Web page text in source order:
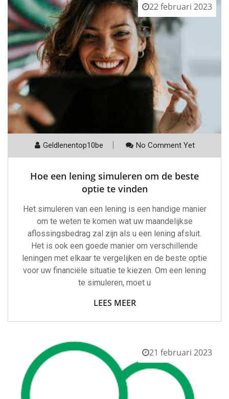
22 februari 2023
Geldlenentop10be No Comment Yet
Hoe een lening simuleren om de beste
optie te vinden
Het simuleren van een lening is een handige manier
om te weten te komen wat uw maandelijkse
aflossingsbedrag zal zijn als u een lening afsluit.
Het is ook een goede manier om verschillende
leningen met elkaar te vergelijken en de beste optie
voor uw financiële situatie te kiezen. Om een lening
te simuleren, moet u
LEES MEER
21 februari 2023